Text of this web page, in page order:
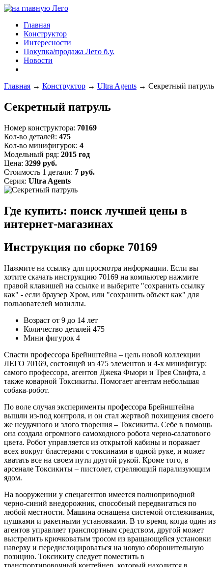
Главная
Конструктор
Интересности
Покупка/продажа Лего б.у.
Новости
Главная → Конструктор → Ultra Agents → Секретный патруль
Секретный патруль
Номер конструктора: 70169
Кол-во деталей: 475
Кол-во минифигурок: 4
Модельный ряд: 2015 год
Цена: 3299 руб.
Стоимость 1 детали: 7 руб.
Серия: Ultra Agents
Где купить: поиск лучшей цены в
интернет-магазинах
Инструкция по сборке 70169
Нажмите на ссылку для просмотра информации. Если вы
хотите скачать инструкцию 70169 на компьютер нажмите
правой клавишей на ссылке и выберите "сохранить ссылку
как" - если браузер Хром, или "сохранить объект как" для
пользователей мозиллы.
Возраст от 9 до 14 лет
Количество деталей 475
Мини фигурок 4
Спасти профессора Брейнштейна – цель новой коллекции
ЛЕГО 70169, состоящей из 475 элементов и 4-х минифигур:
самого профессора, агентов Джека Фьюри и Трея Свифта, а
также коварной Токсикиты. Помогает агентам небольшая
собака-робот.
По воле случая эксперименты профессора Брейнштейна
вышли из-под контроля, и он стал жертвой похищения своего
же неудачного и злого творения – Токсикиты. Себе в помощь
она создала огромного самоходного робота черно-салатового
цвета. Робот управляется из открытой кабины и поражает
всех вокруг бластерами с токсинами в одной руке, и может
хватать все на своем пути другой рукой. Кроме того, в
арсенале Токсикиты – пистолет, стреляющий парализующим
ядом.
На вооружении у спецагентов имеется полноприводной
черно-синий внедорожник, способный передвигаться по
любой местности. Машина оснащена системой отслеживания,
пушками и ракетными установками. В то время, когда один из
агентов управляет транспортным средством, другой может
выстрелить крючковатым тросом из вращающейся установки
наверху и передислоцироваться на новую оборонительную
позицию. Токсикиту следует поместить в
транспортировочный контейнер, который находится в